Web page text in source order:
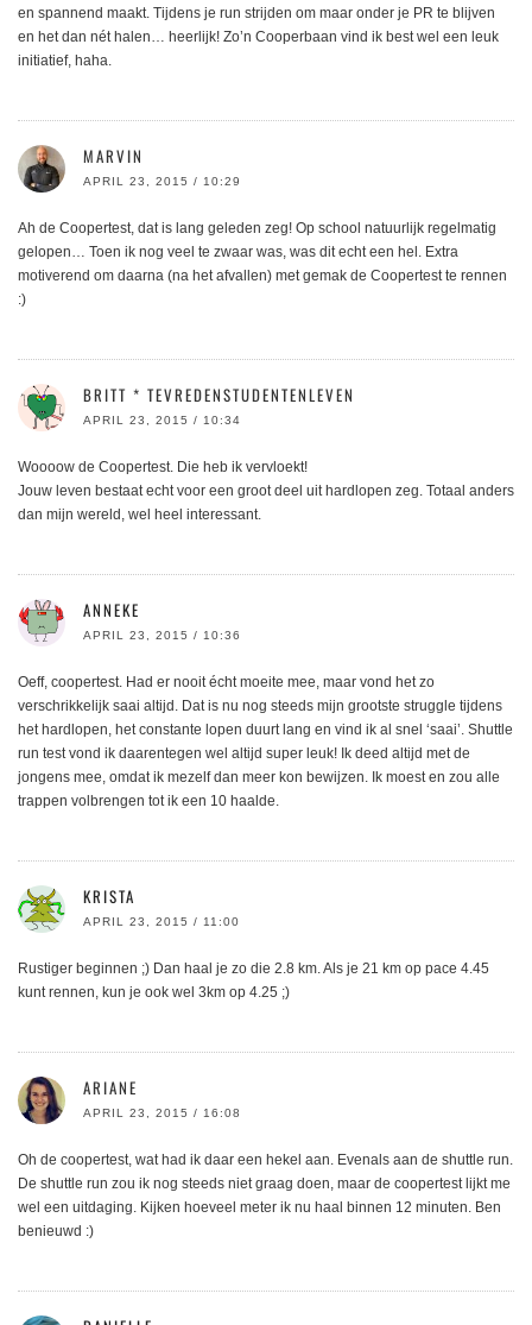
en spannend maakt. Tijdens je run strijden om maar onder je PR te blijven
en het dan nét halen… heerlijk! Zo’n Cooperbaan vind ik best wel een leuk
initiatief, haha.
MARVIN
APRIL 23, 2015 / 10:29
Ah de Coopertest, dat is lang geleden zeg! Op school natuurlijk regelmatig
gelopen… Toen ik nog veel te zwaar was, was dit echt een hel. Extra
motiverend om daarna (na het afvallen) met gemak de Coopertest te rennen
:)
BRITT * TEVREDENSTUDENTENLEVEN
APRIL 23, 2015 / 10:34
Woooow de Coopertest. Die heb ik vervloekt!
Jouw leven bestaat echt voor een groot deel uit hardlopen zeg. Totaal anders
dan mijn wereld, wel heel interessant.
ANNEKE
APRIL 23, 2015 / 10:36
Oeff, coopertest. Had er nooit écht moeite mee, maar vond het zo
verschrikkelijk saai altijd. Dat is nu nog steeds mijn grootste struggle tijdens
het hardlopen, het constante lopen duurt lang en vind ik al snel ‘saai’. Shuttle
run test vond ik daarentegen wel altijd super leuk! Ik deed altijd met de
jongens mee, omdat ik mezelf dan meer kon bewijzen. Ik moest en zou alle
trappen volbrengen tot ik een 10 haalde.
KRISTA
APRIL 23, 2015 / 11:00
Rustiger beginnen ;) Dan haal je zo die 2.8 km. Als je 21 km op pace 4.45
kunt rennen, kun je ook wel 3km op 4.25 ;)
ARIANE
APRIL 23, 2015 / 16:08
Oh de coopertest, wat had ik daar een hekel aan. Evenals aan de shuttle run.
De shuttle run zou ik nog steeds niet graag doen, maar de coopertest lijkt me
wel een uitdaging. Kijken hoeveel meter ik nu haal binnen 12 minuten. Ben
benieuwd :)